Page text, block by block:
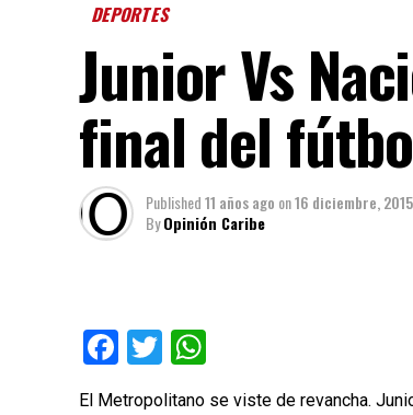
DEPORTES
Junior Vs
final del
Published11 años ago on16 diciembre, 2015
ByOpinión Caribe
Facebook
Twitter
El Metropolitano se viste de revancha.